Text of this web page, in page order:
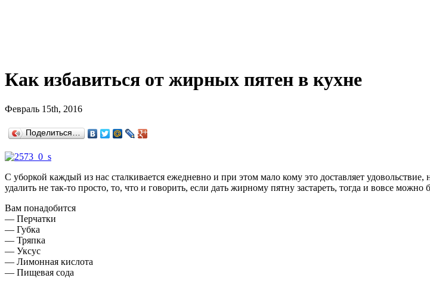
Как избавиться от жирных пятен в кухне
Февраль 15th, 2016
Поделиться…
С уборкой каждый из нас сталкивается ежедневно и при этом мало кому это доставляет
удалить не так-то просто, то, что и говорить, если дать жирному пятну застареть, тогда и вовсе можно
Вам понадобится
— Перчатки
— Губка
— Тряпка
— Уксус
— Лимонная кислота
— Пищевая сода